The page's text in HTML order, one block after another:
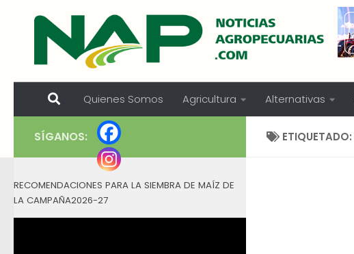
Skip to content
Quienes Somos Agricultura Alternativas
ETIQUETADO:
SÍGANOS:
RECOMENDACIONES PARA LA SIEMBRA DE MAÍZ DE
LA CAMPAÑA2026-27